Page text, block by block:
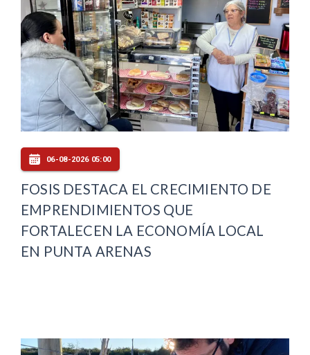
06-08-2026 05:00
FOSIS DESTACA EL CRECIMIENTO DE
EMPRENDIMIENTOS QUE
FORTALECEN LA ECONOMÍA LOCAL
EN PUNTA ARENAS